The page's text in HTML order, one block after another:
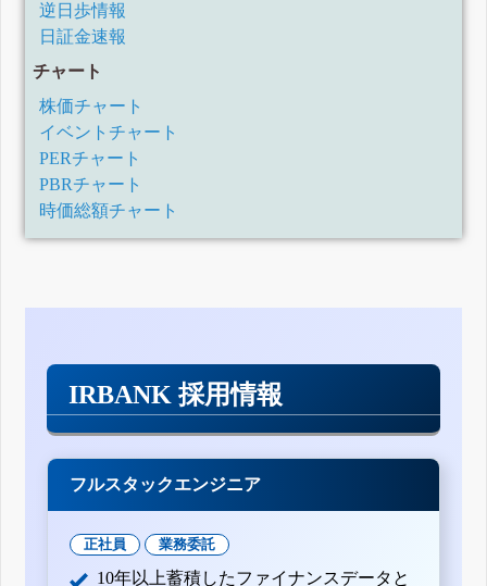
逆日歩情報
日証金速報
チャート
株価チャート
イベントチャート
PERチャート
PBRチャート
時価総額チャート
IRBANK 採用情報
フルスタックエンジニア
正社員 業務委託
10年以上蓄積したファイナンスデータと